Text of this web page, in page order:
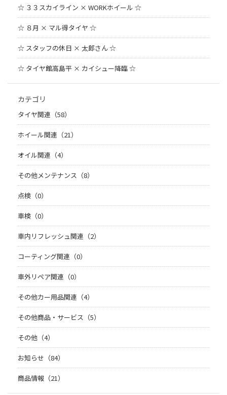
☆ ３３スカイライン × WORKホイール ☆
☆ ８月 × マル得タイヤ ☆
☆ スタッフの休日 × 太郎さん ☆
☆ タイヤ館高島平 × カイシュー降臨 ☆
カテゴリ
タイヤ関連（58）
ホイール関連（21）
オイル関連（4）
その他メンテナンス（8）
点検（0）
車検（0）
車内リフレッシュ関連（2）
コーティング関連（0）
車外リペア関連（0）
その他カー用品関連（4）
その他商品・サービス（5）
その他（4）
お知らせ（84）
商品情報（21）